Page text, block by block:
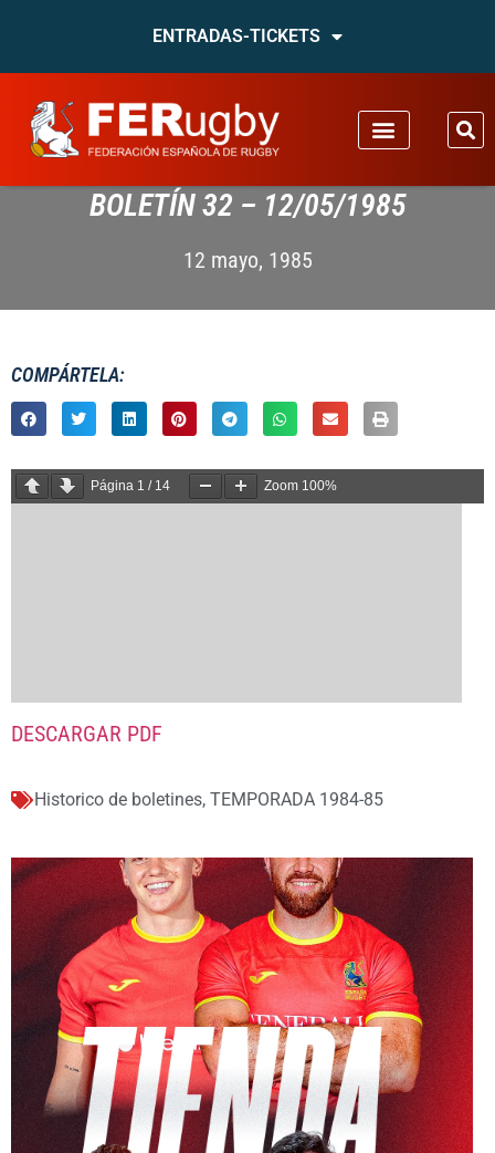
ENTRADAS-TICKETS
BOLETÍN 32 – 12/05/1985
12 mayo, 1985
COMPÁRTELA:
Página 1 / 14 Zoom 100%
DESCARGAR PDF
Historico de boletines, TEMPORADA 1984-85